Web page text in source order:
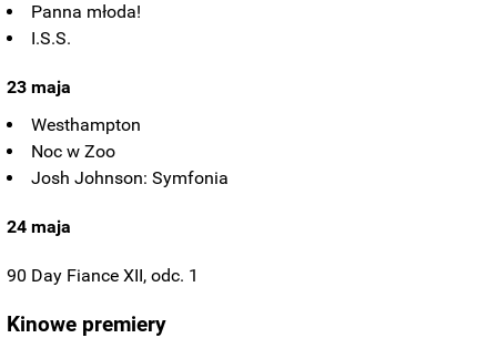
Panna młoda!
I.S.S.
23 maja
Westhampton
Noc w Zoo
Josh Johnson: Symfonia
24 maja
90 Day Fiance XII, odc. 1
Kinowe premiery